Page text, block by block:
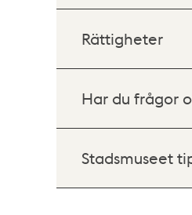
Rättigheter
Har du frågor
Stadsmuseet